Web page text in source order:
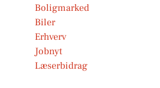
Boligmarked
Biler
Erhverv
Jobnyt
Læserbidrag